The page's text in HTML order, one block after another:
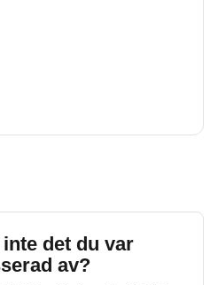
det du var
av?